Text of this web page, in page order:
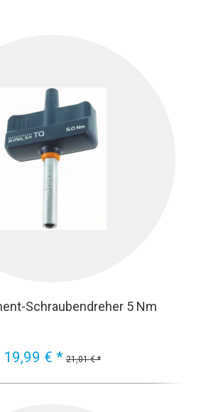
Schraubendreher 5 Nm
19,99 € * 21,01 € *